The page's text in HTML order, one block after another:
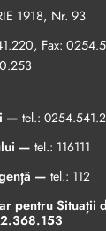
1918, Nr. 93
, Fax:
— tel.:
— tel.: 116111
— tel.: 112
pentru Situații